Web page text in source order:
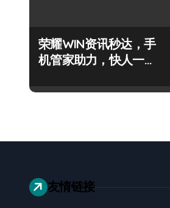
荣耀WIN资讯秒达，手
机管家助力，快人一步
友情链接